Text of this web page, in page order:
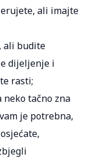
ali imajte
ali budite
dijeljenje i
rasti;
tačno zna
je potrebna,